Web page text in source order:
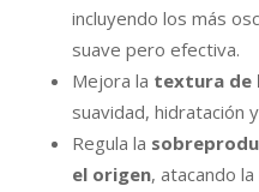
incluyendo los más
suave pero efectiva.
Mejora la textura de
suavidad, hidratación
Regula la
el origen, atacando